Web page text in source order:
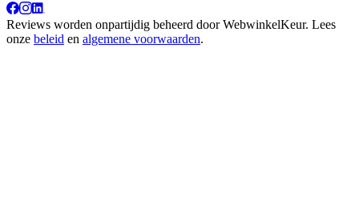
Reviews worden onpartijdig beheerd doorWebwinkelKeur. Lees
onze beleid en algemene voorwaarden.